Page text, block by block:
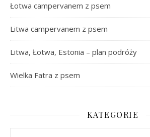
Łotwa campervanem z psem
Litwa campervanem z psem
Litwa, Łotwa, Estonia – plan podróży
Wielka Fatra z psem
KATEGORIE